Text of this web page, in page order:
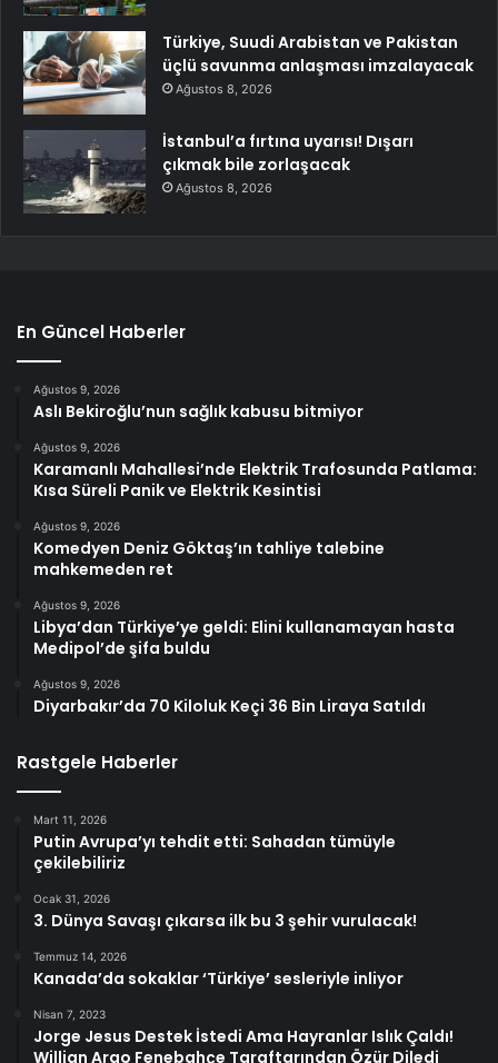
Türkiye, Suudi Arabistan ve Pakistan
üçlü savunma anlaşması imzalayacak
Ağustos 8, 2026
İstanbul’a fırtına uyarısı! Dışarı
çıkmak bile zorlaşacak
Ağustos 8, 2026
En Güncel Haberler
Ağustos 9, 2026
Aslı Bekiroğlu’nun sağlık kabusu bitmiyor
Ağustos 9, 2026
Karamanlı Mahallesi’nde Elektrik Trafosunda Patlama:
Kısa Süreli Panik ve Elektrik Kesintisi
Ağustos 9, 2026
Komedyen Deniz Göktaş’ın tahliye talebine
mahkemeden ret
Ağustos 9, 2026
Libya’dan Türkiye’ye geldi: Elini kullanamayan hasta
Medipol’de şifa buldu
Ağustos 9, 2026
Diyarbakır’da 70 Kiloluk Keçi 36 Bin Liraya Satıldı
Rastgele Haberler
Mart 11, 2026
Putin Avrupa’yı tehdit etti: Sahadan tümüyle
çekilebiliriz
Ocak 31, 2026
3. Dünya Savaşı çıkarsa ilk bu 3 şehir vurulacak!
Temmuz 14, 2026
Kanada’da sokaklar ‘Türkiye’ sesleriyle inliyor
Nisan 7, 2023
Jorge Jesus Destek İstedi Ama Hayranlar Islık Çaldı!
Willian Arao Fenebahçe Taraftarından Özür Diledi